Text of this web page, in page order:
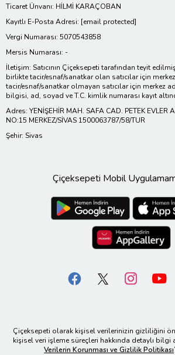
Ticaret Ünvanı: HİLMİ KARAÇOBAN
Kayıtlı E-Posta Adresi: [email protected]
Vergi Numarası: 5070543858
Mersis Numarası: -
İletişim: Satıcının Çiçeksepeti tarafından teyit
birlikte tacir/esnaf/sanatkar olan satıcılar için
tacir/esnaf/sanatkar olmayan satıcılar için merkez
bilgisi, ad, soyad ve T.C. kimlik numarası kayıt
Adres: YENİŞEHİR MAH. SAFA CAD. PETEK EVLER
NO:15 MERKEZ/SİVAS 1500063787/58/TUR
Şehir: Sivas
Çiçeksepeti Mobil
Çiçeksepeti olarak kişisel verilerinizin gizliliğini
kişisel veri işleme süreçleri hakkında detaylı bilgi
Verilerin Korunması ve Gizlilik Politikası